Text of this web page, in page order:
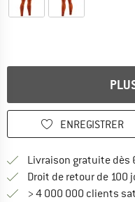
ENREGISTRER
Livraison gratuite dès
Droit de retour de 100
> 4 000 000 clients